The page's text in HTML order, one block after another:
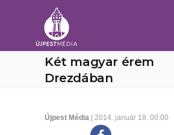
Két magyar érem
Drezdában
Újpest Média | 2014. január 18. 00:00